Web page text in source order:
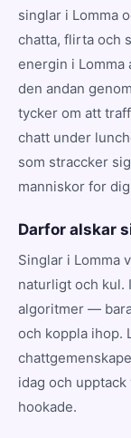
singlar i Lomma
chatta, flirta och
energin i Lomma
den andan
tycker om att
chatt under
som straccker
manniskor for
Darfor alskar
Singlar i Lomma
naturligt och kul.
algoritmer —
och koppla ihop.
idag och
hookade.